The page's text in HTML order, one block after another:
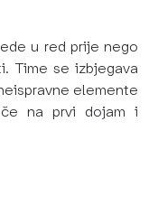
u red prije nego
Time se izbjegava
elemente
na prvi dojam i